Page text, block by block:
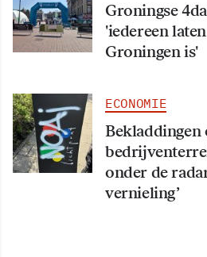
Groningse
'iedereen
Groningen is'
ECONOMIE
Bekladdingen
onder de
vernieling’